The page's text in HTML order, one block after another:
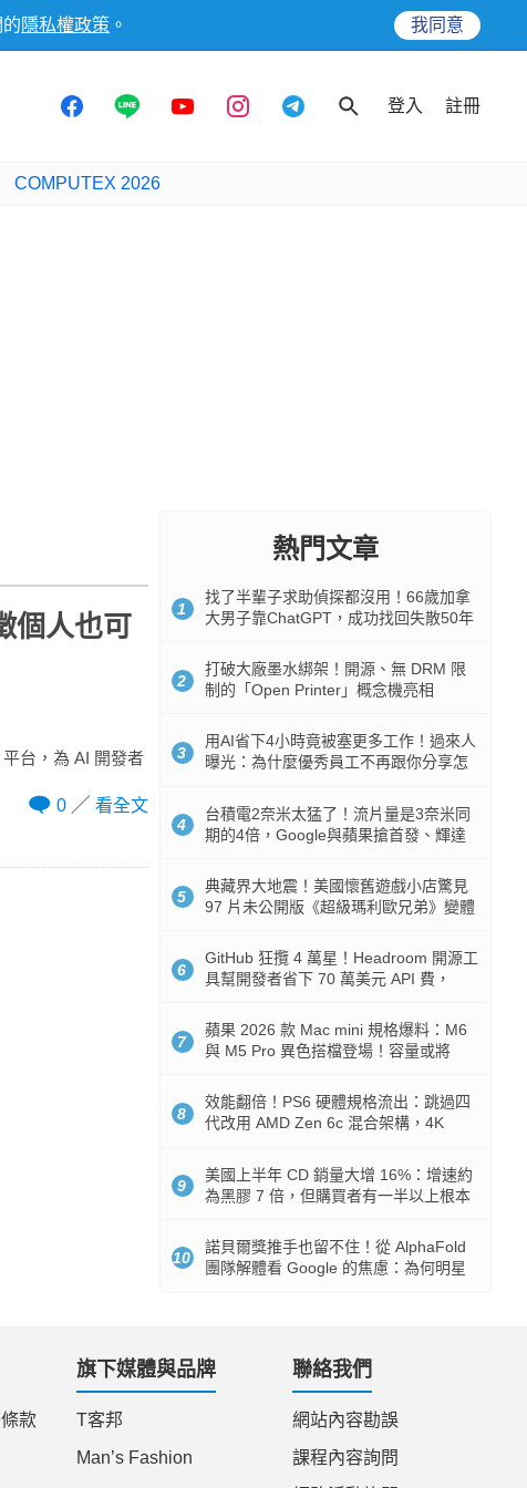
隱私權政策 。 我同意
登入 註冊
COMPUTEX 2026
個人也可
台，為 AI 開發者
0
看全文
熱門文章
1
找了半輩子求助偵探都沒用！66歲加拿
大男子靠ChatGPT，成功找回失散50年
2
打破大廠墨水綁架！開源、無 DRM 限
制的「Open Printer」概念機亮相
3
用AI省下4小時竟被塞更多工作！過來人
曝光：為什麼優秀員工不再跟你分享怎
4
台積電2奈米太猛了！流片量是3奈米同
期的4倍，Google與蘋果搶首發、輝達
5
典藏界大地震！美國懷舊遊戲小店驚見
97 片未公開版《超級瑪利歐兄弟》變體
6
GitHub 狂攬 4 萬星！Headroom 開源工
具幫開發者省下 70 萬美元 API 費，
7
蘋果 2026 款 Mac mini 規格爆料：M6
與 M5 Pro 異色搭檔登場！容量或將
8
效能翻倍！PS6 硬體規格流出：跳過四
代改用 AMD Zen 6c 混合架構，4K
9
美國上半年 CD 銷量大增 16%：增速約
為黑膠 7 倍，但購買者有一半以上根本
10
諾貝爾獎推手也留不住！從 AlphaFold
團隊解體看 Google 的焦慮：為何明星
款
旗下媒體與品牌
T客邦
Man’s Fashion
聯絡我們
網站內容勘誤
課程內容詢問